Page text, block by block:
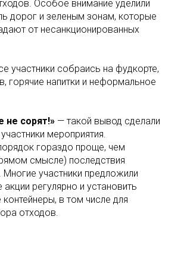
Особое внимание уделили
дорог и зеленым зонам, которые
от несанкционированных
участники собраись на фудкорте,
горячие напитки и неформальное
не сорят!» — такой вывод сделали
мероприятия.
гораздо проще, чем
смысле) последствия
Многие участники предложили
акции регулярно и установить
в том числе для
отходов.